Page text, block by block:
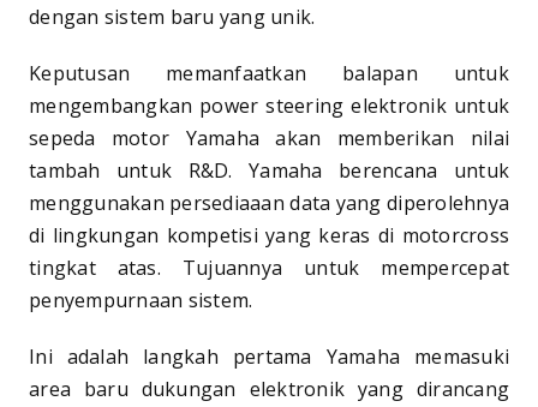
dengan sistem baru yang unik.
Keputusan memanfaatkan balapan untuk
mengembangkan power steering elektronik untuk
sepeda motor Yamaha akan memberikan nilai
tambah untuk R&D. Yamaha berencana untuk
menggunakan persediaaan data yang diperolehnya
di lingkungan kompetisi yang keras di motorcross
tingkat atas. Tujuannya untuk mempercepat
penyempurnaan sistem.
Ini adalah langkah pertama Yamaha memasuki
area baru dukungan elektronik yang dirancang